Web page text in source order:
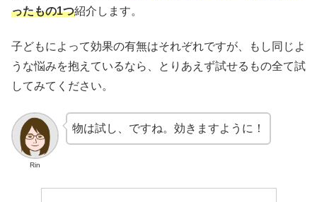
ったもの1つ紹介します。
子どもによって効果の有無はそれぞれですが、もし同じよ
うな悩みを抱えているなら、とりあえず試せるもの全て試
してみてください。
Rin
物は試し、ですね。効きますように！